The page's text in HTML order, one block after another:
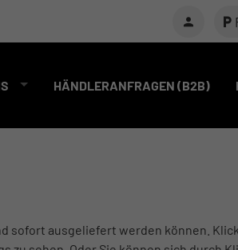
HÄNDLERANFRAGEN (B2B)
sofort ausgeliefert werden können.